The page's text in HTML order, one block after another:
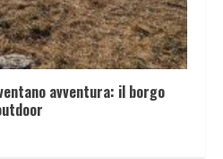
avventura: il borgo